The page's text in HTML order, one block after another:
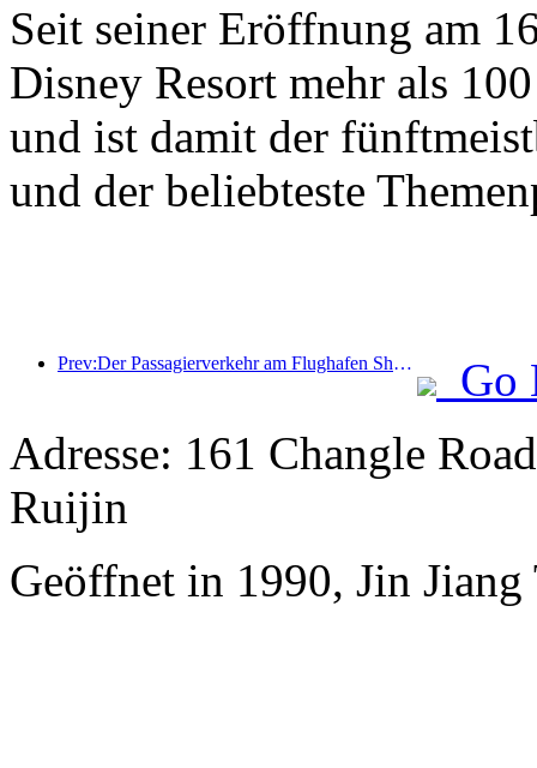
Seit seiner Eröffnung am
Disney Resort mehr als
und ist damit der
und der beliebteste
Prev:Der Passagierverkehr am Flughafen Shenzhen hat in diesem Jahr die Marke von 3 Millionen überschritten und damit einen neuen Rekord für den gleichen Zeitraum aufgestellt.
Go
Adresse: 161 Changle
Ruijin
Geöffnet in 1990, Jin Jiang